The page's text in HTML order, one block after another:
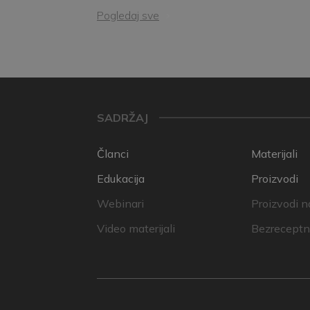
Pogledaj sve
SADRŽAJ
Članci
Edukacija
Webinari
Video materijali
Materijali
Proizvodi
Proizvodi